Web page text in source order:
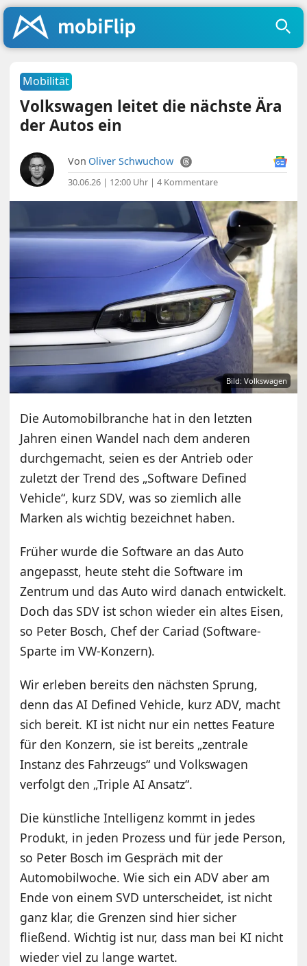
Mobilität
Volkswagen leitet die nächste Ära
der Autos ein
Von Oliver Schwuchow
30.06.26 | 12:00 Uhr |4 Kommentare
Bild: Volkswagen
Die Automobilbranche hat in den letzten
Jahren einen Wandel nach dem anderen
durchgemacht, seien es der Antrieb oder
zuletzt der Trend des „Software Defined
Vehicle“, kurz SDV, was so ziemlich alle
Marken als wichtig bezeichnet haben.
Früher wurde die Software an das Auto
angepasst, heute steht die Software im
Zentrum und das Auto wird danach entwickelt.
Doch das SDV ist schon wieder ein altes Eisen,
so Peter Bosch, Chef der Cariad (Software-
Sparte im VW-Konzern).
Wir erleben bereits den nächsten Sprung,
denn das AI Defined Vehicle, kurz ADV, macht
sich bereit. KI ist nicht nur ein nettes Feature
für den Konzern, sie ist bereits „zentrale
Instanz des Fahrzeugs“ und Volkswagen
verfolgt den „Triple AI Ansatz“.
Die künstliche Intelligenz kommt in jedes
Produkt, in jeden Prozess und für jede Person,
so Peter Bosch im Gespräch mit der
Automobilwoche. Wie sich ein ADV aber am
Ende von einem SVD unterscheidet, ist nicht
ganz klar, die Grenzen sind hier sicher
fließend. Wichtig ist nur, dass man bei KI nicht
wieder viel zu lange wartet.